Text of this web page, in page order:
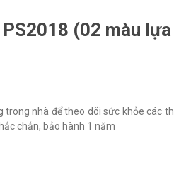
(02 màu
nhà để theo dõi sức khỏe các
chắn, bảo hành 1 năm